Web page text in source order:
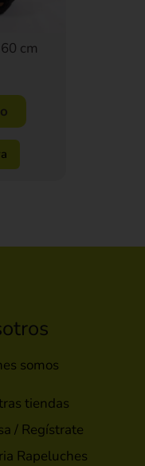
cm
somos
tiendas
/ Regístrate
Rapeluches